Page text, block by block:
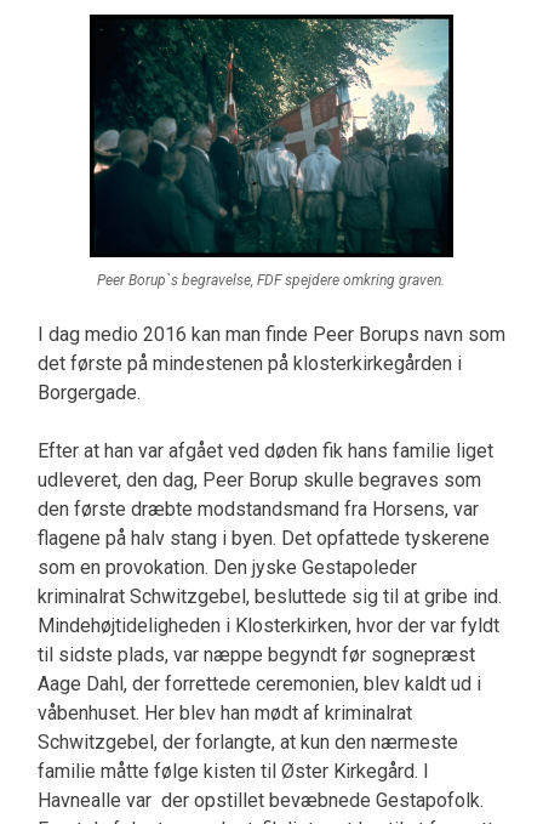
Peer Borup`s begravelse, FDF spejdere omkring graven.
I dag medio 2016 kan man finde Peer Borups navn som
det første på mindestenen på klosterkirkegården i
Borgergade.
Efter at han var afgået ved døden fik hans familie liget
udleveret, den dag, Peer Borup skulle begraves som
den første dræbte modstandsmand fra Horsens, var
flagene på halv stang i byen. Det opfattede tyskerene
som en provokation. Den jyske Gestapoleder
kriminalrat Schwitzgebel, besluttede sig til at gribe ind.
Mindehøjtideligheden i Klosterkirken, hvor der var fyldt
til sidste plads, var næppe begyndt før sognepræst
Aage Dahl, der forrettede ceremonien, blev kaldt ud i
våbenhuset. Her blev han mødt af kriminalrat
Schwitzgebel, der forlangte, at kun den nærmeste
familie måtte følge kisten til Øster Kirkegård. I
Havnealle var der opstillet bevæbnede Gestapofolk.